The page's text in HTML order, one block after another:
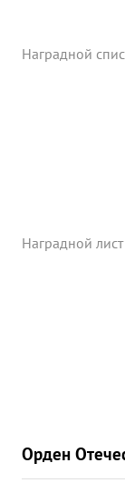
танк с
Наградной
Наградной лист
Орден